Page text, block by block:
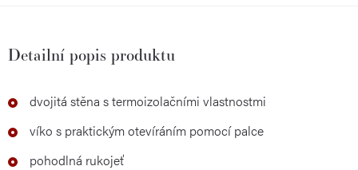
Detailní popis produktu
dvojitá stěna s termoizolačními vlastnostmi
víko s praktickým otevíráním pomocí palce
pohodlná rukojeť